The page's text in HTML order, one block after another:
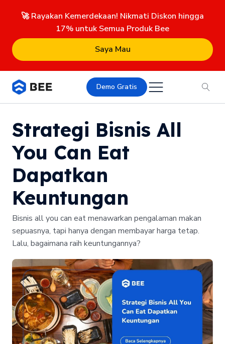
🚀 Rayakan Kemerdekaan! Nikmati Diskon hingga
17% untuk Semua Produk Bee
Saya Mau
Demo Gratis
Strategi Bisnis All
You Can Eat
Dapatkan
Keuntungan
Bisnis all you can eat menawarkan pengalaman makan
sepuasnya, tapi hanya dengan membayar harga tetap.
Lalu, bagaimana raih keuntungannya?